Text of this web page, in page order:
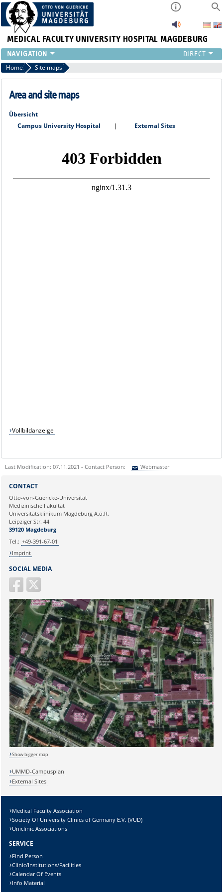
MEDICAL FACULTY UNIVERSITY HOSPITAL MAGDEBURG
INSTITUTE
CLINIC
CENTRAL FACILITIES
PRESS
INTERNATIONAL
Home Site maps
Area and site maps
Übersicht
Campus University Hospital
External Sites
Vollbildanzeige
Last Modification: 07.11.2021 - Contact Person: Webmaster
Ihre E-Mailadresse:
Ihr Anliegen:
Sicherheitsabfrage:
SOCIAL MEDIA
CONTACT
Otto-von-Guericke-Universität
Medizinische Fakultät
Universitätsklinikum Magdeburg A.ö.R.
Leipziger Str. 44
39120 Magdeburg
Tel.: +49-391-67-01
Imprint
Show bigger map
UMMD-Campusplan
External Sites
Medical Faculty Association
Society Of University Clinics of Germany E.V. (VUD)
Uniclinic Associations
SERVICE
Find Person
Clinic/Institutions/Facilities
Calendar Of Events
Info Material